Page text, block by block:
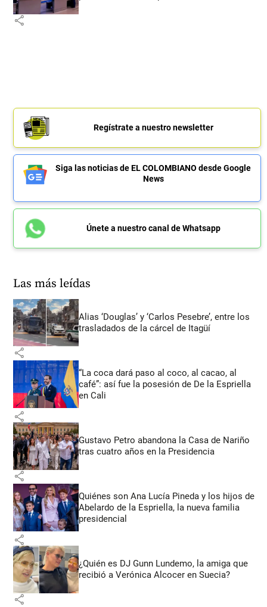
share
Regístrate a nuestro newsletter
Siga las noticias de EL COLOMBIANO desde Google
News
Únete a nuestro canal de Whatsapp
Las más leídas
Alias ‘Douglas’ y ‘Carlos Pesebre’, entre los
trasladados de la cárcel de Itagüí
share
“La coca dará paso al coco, al cacao, al
café”: así fue la posesión de De la Espriella
en Cali
share
Gustavo Petro abandona la Casa de Nariño
tras cuatro años en la Presidencia
share
Quiénes son Ana Lucía Pineda y los hijos de
Abelardo de la Espriella, la nueva familia
presidencial
share
¿Quién es DJ Gunn Lundemo, la amiga que
recibió a Verónica Alcocer en Suecia?
share